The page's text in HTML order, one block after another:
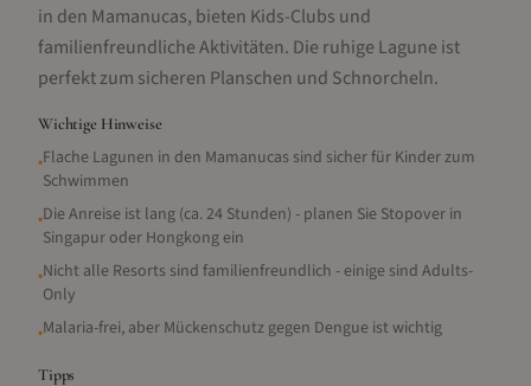
in den Mamanucas, bieten Kids-Clubs und
familienfreundliche Aktivitäten. Die ruhige Lagune ist
perfekt zum sicheren Planschen und Schnorcheln.
Wichtige Hinweise
•Flache Lagunen in den Mamanucas sind sicher für Kinder zum
Schwimmen
•Die Anreise ist lang (ca. 24 Stunden) - planen Sie Stopover in
Singapur oder Hongkong ein
•Nicht alle Resorts sind familienfreundlich - einige sind Adults-
Only
•Malaria-frei, aber Mückenschutz gegen Dengue ist wichtig
Tipps